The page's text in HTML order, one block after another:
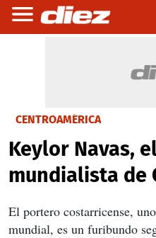
CENTROAMÉRICA
Keylor Navas,
mundialista de
El portero costarricense,
mundial, es un furibundo